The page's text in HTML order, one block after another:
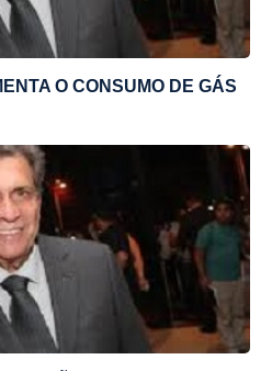
O CONSUMO DE GÁS